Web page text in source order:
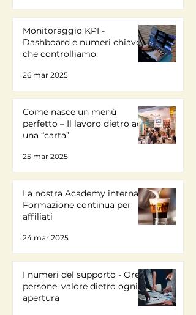
Monitoraggio KPI -
Dashboard e numeri chiave
che controlliamo
26 mar 2025
Come nasce un menù
perfetto – Il lavoro dietro ad
una “carta”
25 mar 2025
La nostra Academy interna -
Formazione continua per
affiliati
24 mar 2025
I numeri del supporto - Ore,
persone, valore dietro ogni
apertura